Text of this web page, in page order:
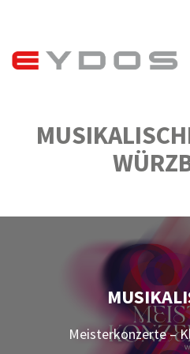
Meisterkonzerte –